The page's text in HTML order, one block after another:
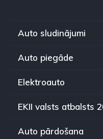
Auto sludinājumi
Auto piegāde
Elektroauto
EKII valsts atbalsts
Auto pārdošana